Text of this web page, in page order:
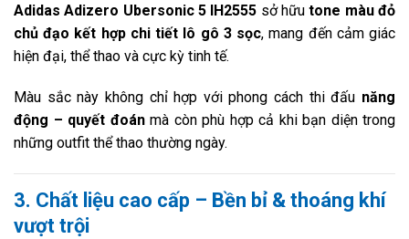
Adidas Adizero Ubersonic 5 IH2555 sở hữutone màu đỏ
chủ đạo kết hợp chi tiết lô gô 3 sọc, mang đến cảm giác
hiện đại, thể thao và cực kỳ tinh tế.
Màu sắc này không chỉ hợp với phong cách thi đấu năng
động – quyết đoánmà còn phù hợp cả khi bạn diện trong
những outfit thể thao thường ngày.
3. Chất liệu cao cấp – Bền bỉ & thoáng khí
vượt trội